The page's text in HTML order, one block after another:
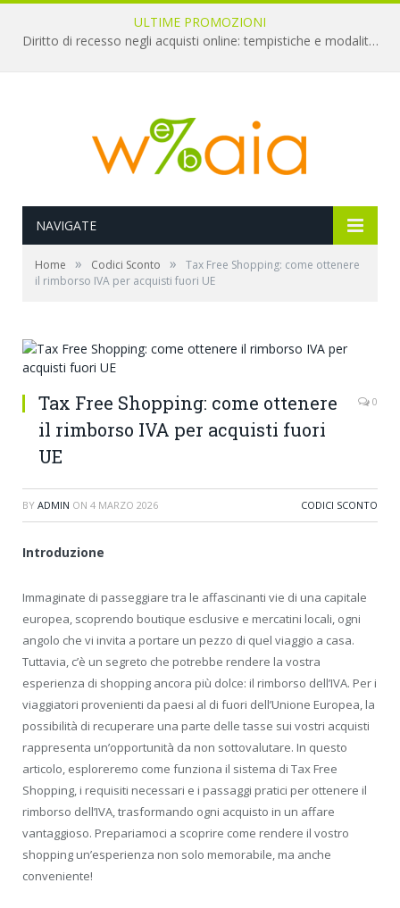
ULTIME PROMOZIONI
Diritto di recesso negli acquisti online: tempistiche e modalità per il rimborso
NAVIGATE
Home » Codici Sconto »
Tax Free Shopping: come ottenere
il rimborso IVA per acquisti fuori UE
Tax Free Shopping: come ottenere
il rimborso IVA per acquisti fuori
UE
0
BY ADMIN ON 4 MARZO 2026 CODICI SCONTO
Introduzione
Immaginate di passeggiare tra le affascinanti vie di una capitale
europea, scoprendo boutique esclusive e mercatini locali, ogni
angolo che vi invita a portare un pezzo di quel viaggio a casa.
Tuttavia, c’è un segreto che potrebbe rendere la vostra
esperienza di shopping ancora più dolce: il rimborso dell’IVA. Per i
viaggiatori provenienti da paesi al di fuori dell’Unione Europea, la
possibilità di recuperare una parte delle tasse sui vostri acquisti
rappresenta un’opportunità da non sottovalutare. In questo
articolo, esploreremo come funziona il sistema di Tax Free
Shopping, i requisiti necessari e i passaggi pratici per ottenere il
rimborso dell’IVA, trasformando ogni acquisto in un affare
vantaggioso. Prepariamoci a scoprire come rendere il vostro
shopping un’esperienza non solo memorabile, ma anche
conveniente!